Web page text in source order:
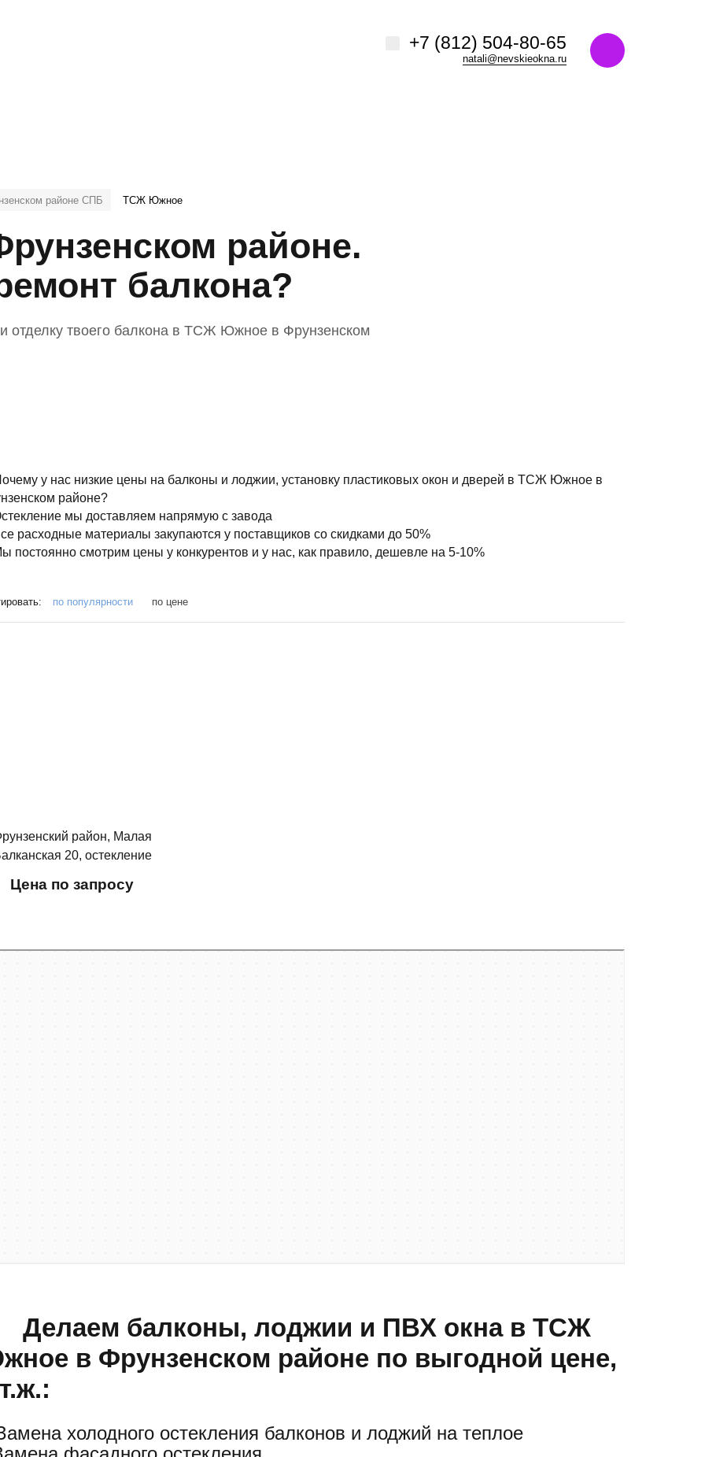
Найти
+7 (812) 504-80-65
natali@nevskieokna.ru
районе СПБ ТСЖ Южное
районе.
балкона?
отделку твоего балкона в ТСЖ Южное в Фрунзенском
у нас низкие цены на балконы и лоджии, установку пластиковых окон и дверей в ТСЖ Южное в
районе?
мы доставляем напрямую с завода
расходные материалы закупаются у поставщиков со скидками до 50%
постоянно смотрим цены у конкурентов и у нас, как правило, дешевле на 5-10%
по популярности по цене
район, Малая
20, остекление
Цена по запросу
Делаем балконы, лоджии и ПВХ окна в ТСЖ
в Фрунзенском районе по выгодной цене,
холодного остекления балконов и лоджий на теплое